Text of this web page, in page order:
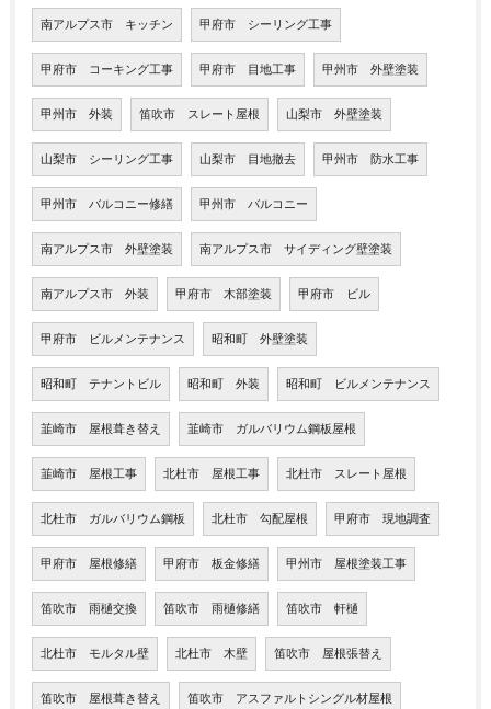
南アルプス市 キッチン 甲府市 シーリング工事
甲府市 コーキング工事 甲府市 目地工事 甲州市 外壁塗装
甲州市 外装 笛吹市 スレート屋根 山梨市 外壁塗装
山梨市 シーリング工事 山梨市 目地撤去 甲州市 防水工事
甲州市 バルコニー修繕 甲州市 バルコニー
南アルプス市 外壁塗装 南アルプス市 サイディング壁塗装
南アルプス市 外装 甲府市 木部塗装 甲府市 ビル
甲府市 ビルメンテナンス 昭和町 外壁塗装
昭和町 テナントビル 昭和町 外装 昭和町 ビルメンテナンス
韮崎市 屋根葺き替え 韮崎市 ガルバリウム鋼板屋根
韮崎市 屋根工事 北杜市 屋根工事 北杜市 スレート屋根
北杜市 ガルバリウム鋼板 北杜市 勾配屋根 甲府市 現地調査
甲府市 屋根修繕 甲府市 板金修繕 甲州市 屋根塗装工事
笛吹市 雨樋交換 笛吹市 雨樋修繕 笛吹市 軒樋
北杜市 モルタル壁 北杜市 木壁 笛吹市 屋根張替え
笛吹市 屋根葺き替え 笛吹市 アスファルトシングル材屋根